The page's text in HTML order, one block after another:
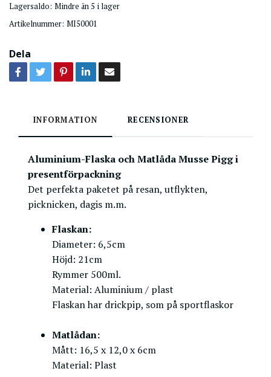
Lagersaldo: Mindre än 5 i lager
Artikelnummer: MI50001
Dela
INFORMATION RECENSIONER
Aluminium-Flaska och Matlåda Musse Pigg i
presentförpackning
Det perfekta paketet på resan, utflykten,
picknicken, dagis m.m.
Flaskan:
Diameter: 6,5cm
Höjd: 21cm
Rymmer 500ml.
Material: Aluminium / plast
Flaskan har drickpip, som på sportflaskor
Matlådan:
Mått: 16,5 x 12,0 x 6cm
Material: Plast